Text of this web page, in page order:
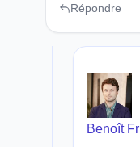
Répondre
Benoît